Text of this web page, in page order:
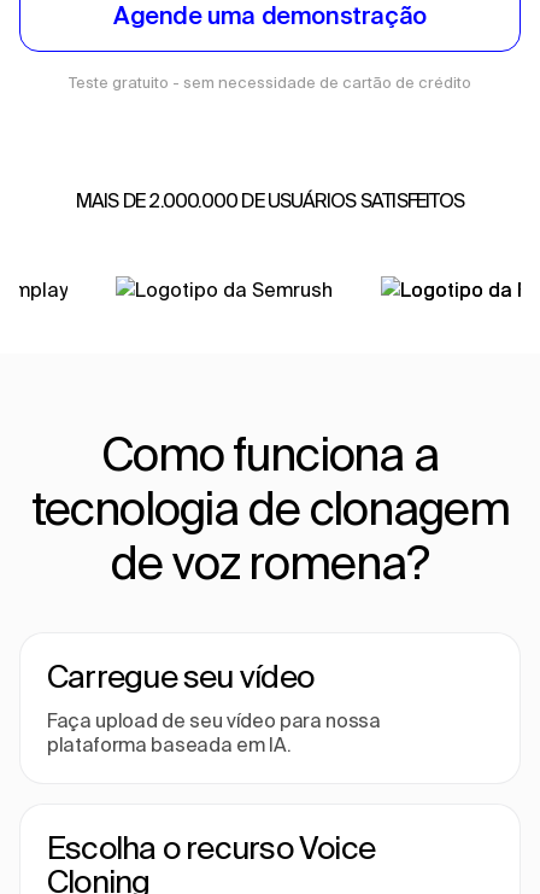
Agende uma demonstração
Teste gratuito - sem necessidade de cartão de crédito
MAIS DE 2.000.000 DE USUÁRIOS SATISFEITOS
Como funciona a
tecnologia de clonagem
de voz romena?
Carregue seu vídeo
Faça upload de seu vídeo para nossa
plataforma baseada em IA.
Escolha o recurso Voice
Cloning